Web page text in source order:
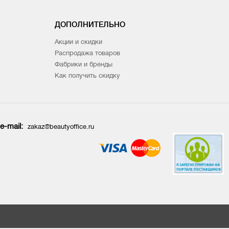
ДОПОЛНИТЕЛЬНО
Акции и скидки
Распродажа товаров
Фабрики и бренды
Как получить скидку
e-mail: zakaz@beautyoffice.ru